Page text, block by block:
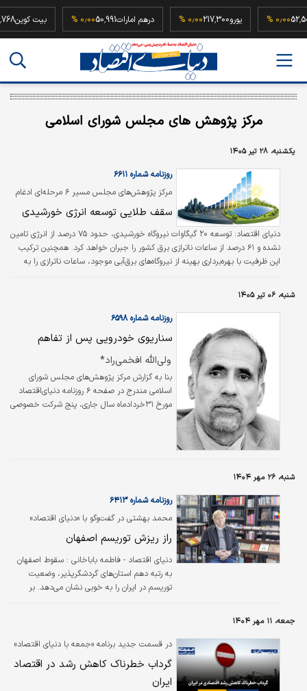
52,500,000۰٫۰۰ % یورو217,300۰٫۰۰ % درهم امارات50,991۰٫۰۰ % بیت
مرکز پژوهش های مجلس شورای اسلامی
یکشنبه، ۲۸ تیر ۱۴۰۵
مرکز پژوهش‌های مجلس مسیر ۶ مرحله‌ای ادغام
تجدیدپذیرها را در شبکه برق بررسی کرد
روزنامه شماره ۶۶۱۱
سقف طلایی توسعه انرژی خورشیدی
دنیای اقتصاد:
توسعه ۲۰ گیگاوات نیروگاه خورشیدی، حدود ۷۵ درصد از انرژی تامین
نشده و ۶۱ درصد از ساعات ناترازی برق کشور را جبران خواهد کرد. همچنین ترکیب
این ظرفیت با بهره‌برداری بهینه از نیروگاه‌های برق‌آبی موجود، ساعات ناترازی را به
توسعه نیروگاه‌های خورشیدی متناسب با شبکه برق کشور» توسط مرکز پژوهش‌های
مگاواتی انرژی خورشیدی در ایران، توسعه این نیروگاه‌ها صرفا تابع…
شنبه، ۰۶ تیر ۱۴۰۵
روزنامه شماره ۶۵۹۸
سناریوی خودرویی پس از تفاهم
ولی‌الله افخمی‌راد*
بنا به گزارش مرکز پژوهش‌های مجلس شورای
اسلامی مندرج در صفحه ۶ روزنامه دنیای‌اقتصاد
مورخ ۳۱خردادماه سال جاری، پنج شرکت خصوصی
و ۱۴۰۴ نشده است).
شنبه، ۲۶ مهر ۱۴۰۴
محمد بهشتی در گفت‌وگو با «دنیای اقتصاد»
روزنامه شماره ۶۴۱۳
راز ریزش توریسم اصفهان
دنیای اقتصاد - فاطمه باباخانی : سقوط اصفهان
به رتبه دهم استان‌های گردشگرپذیر، وضعیت
توریسم در ایران را به خوبی نشان می‌دهد. بر
سفر رفته‌اند.
جمعه، ۱۱ مهر ۱۴۰۴
در قسمت جدید برنامه «جمعه با دنیای اقتصاد»
ببینید؛
گرداب خطرناک کاهش رشد در اقتصاد
ایران